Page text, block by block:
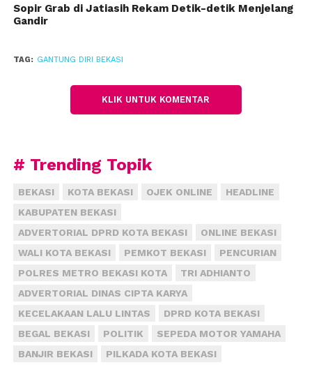
Padahal secara usia, Hani seharusnya duduk di
bangku SMP.
“Dia putus sekolah. Dan tidak mau sekolah,
umum, dia tampak sehat, baik rohani maupun
jasmani,” katanya.
Ibunya meninggal beberapa tahun lalu, sedangkan
bapaknya berada di Ciamis, Jawa Barat.
“Kami sangat prihatin dengan krjadian ini. Karena
Kasi Humas Polsek Babelan, Brigadir Anwar Fadillah,
mengatakan hingga saat ini petugas belum
mendapat informasi lebih jauh soal kematian Hani
Artinya, kata dia, belum ada informasi yang
Sopir Grab di Jatiasih Rekam Detik-detik Menjelang
Gandir
TAG: GANTUNG DIRI BEKASI
KLIK UNTUK KOMENTAR
# Trending Topik
BEKASI KOTA BEKASI OJEK ONLINE
HEADLINE
KABUPATEN BEKASI
ADVERTORIAL DPRD KOTA BEKASI
ONLINE BEKASI
WALI KOTA BEKASI
PEMKOT BEKASI
PENCURIAN
POLRES METRO BEKASI KOTA
TRI ADHIANTO
ADVERTORIAL DINAS CIPTA KARYA
KECELAKAAN LALU LINTAS
DPRD KOTA BEKASI
BEGAL BEKASI
POLITIK
SEPEDA MOTOR YAMAHA
BANJIR BEKASI
PILKADA KOTA BEKASI